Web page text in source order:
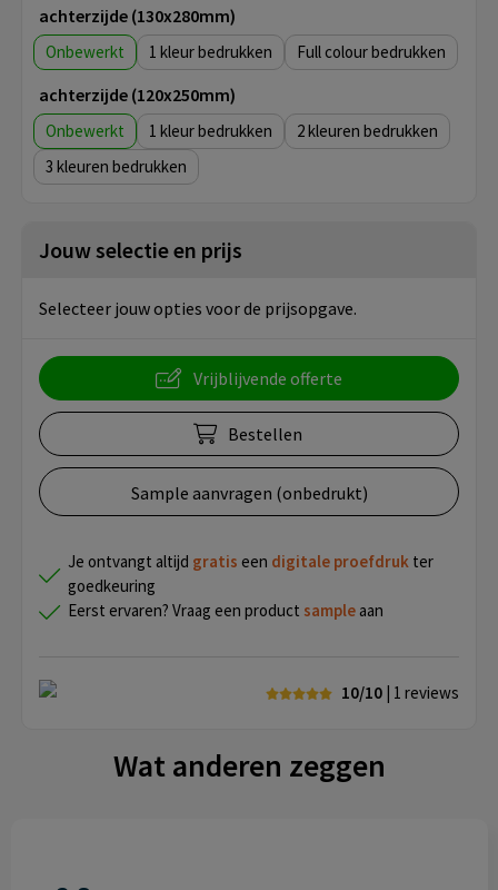
achterzijde (130x280mm)
Onbewerkt 1 Full colour
achterzijde (120x250mm)
Onbewerkt 1
2
3
Jouw selectie en prijs
Selecteer jouw opties voor de prijsopgave.
Vrijblijvende offerte
Bestellen
Sample aanvragen (onbedrukt)
Je ontvangt altijd gratis een digitale proefdruk ter
goedkeuring
Eerst ervaren? Vraag een product sample aan
10/10 | 1 reviews
Wat anderen zeggen